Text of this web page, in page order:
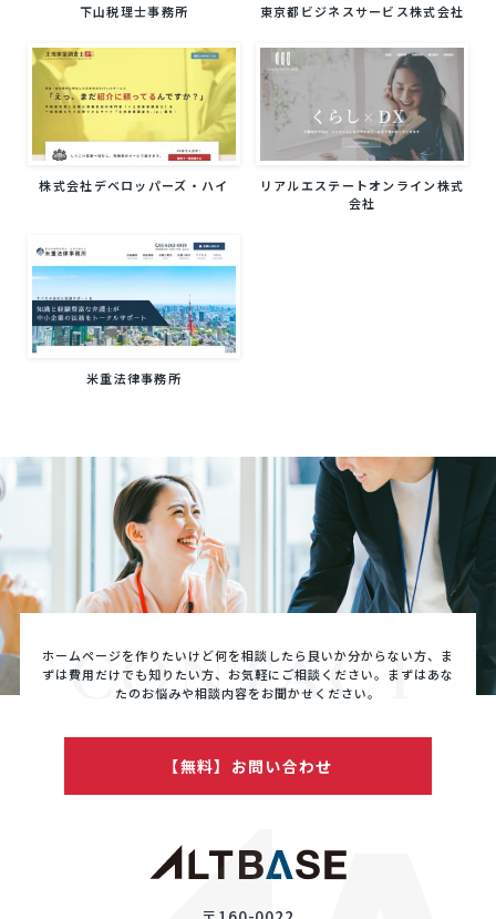
下山税理士事務所 東京都ビジネスサービス株式会社
株式会社デベロッパーズ・ハイ
リアルエステートオンライン株式
会社
米重法律事務所
CONTACT
ホームページを作りたいけど何を相談したら良いか分からない方、ま
ずは費用だけでも知りたい方、 お気軽にご相談ください。まずはあな
たのお悩みや相談内容をお聞かせください。
【無料】お問い合わせ